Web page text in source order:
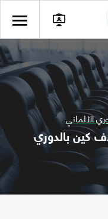
الألماني
كين بالدوري